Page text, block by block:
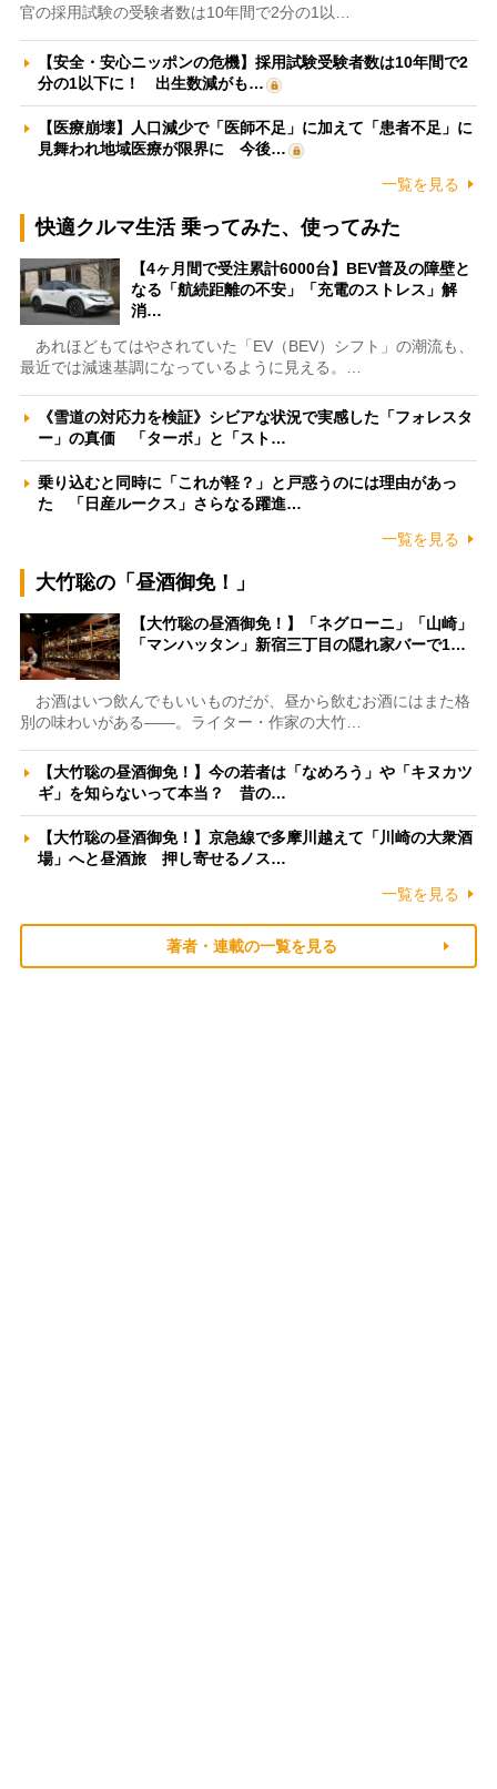
官の採用試験の受験者数は10年間で2分の1以…
【安全・安心ニッポンの危機】採用試験受験者数は10年間で2
分の1以下に！ 出生数減がも…
【医療崩壊】人口減少で「医師不足」に加えて「患者不足」に
見舞われ地域医療が限界に 今後…
一覧を見る
快適クルマ生活 乗ってみた、使ってみた
【4ヶ月間で受注累計6000台】BEV普及の障壁と
なる「航続距離の不安」「充電のストレス」解
消…
あれほどもてはやされていた「EV（BEV）シフト」の潮流も、
最近では減速基調になっているように見える。…
《雪道の対応力を検証》シビアな状況で実感した「フォレスタ
ー」の真価 「ターボ」と「スト…
乗り込むと同時に「これが軽？」と戸惑うのには理由があっ
た 「日産ルークス」さらなる躍進…
一覧を見る
大竹聡の「昼酒御免！」
【大竹聡の昼酒御免！】「ネグローニ」「山崎」
「マンハッタン」新宿三丁目の隠れ家バーで1…
お酒はいつ飲んでもいいものだが、昼から飲むお酒にはまた格
別の味わいがある――。ライター・作家の大竹…
【大竹聡の昼酒御免！】今の若者は「なめろう」や「キヌカツ
ギ」を知らないって本当？ 昔の…
【大竹聡の昼酒御免！】京急線で多摩川越えて「川崎の大衆酒
場」へと昼酒旅 押し寄せるノス…
一覧を見る
著者・連載の一覧を見る